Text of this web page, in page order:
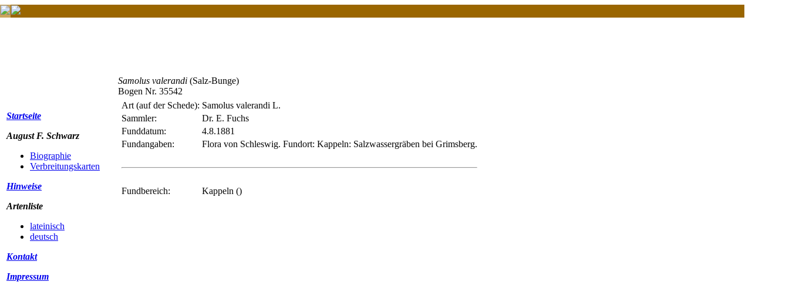
Startseite
August F. Schwarz
Biographie
Verbreitungskarten
Hinweise
Artenliste
lateinisch
deutsch
Kontakt
Impressum
Samolus valerandi (Salz-Bunge)
Bogen Nr. 35542
Art (auf der Schede): Samolus valerandi L.
Sammler:
Dr. E. Fuchs
Funddatum:
4.8.1881
Fundangaben:
Flora von Schleswig. Fundort: Kappeln: Salzwassergräben bei Grimsberg.
Fundbereich: Kappeln ()